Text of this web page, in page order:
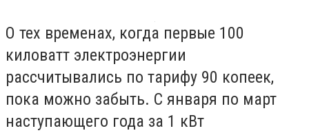
О тех временах, когда первые 100
киловатт электроэнергии
рассчитывались по тарифу 90 копеек,
пока можно забыть. С января по март
наступающего года за 1 кВт